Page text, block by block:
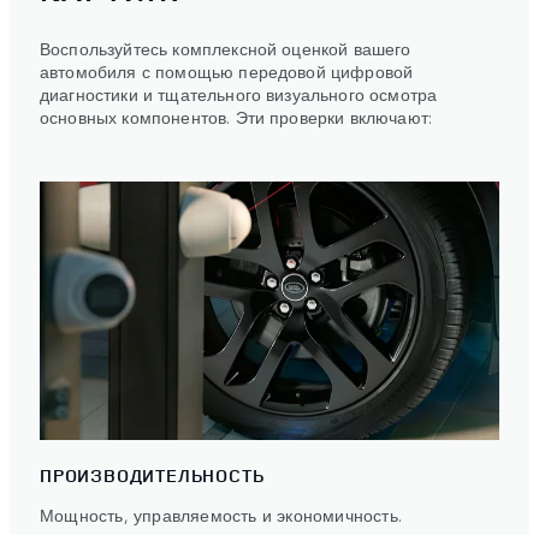
Воспользуйтесь комплексной оценкой вашего
автомобиля с помощью передовой цифровой
диагностики и тщательного визуального осмотра
основных компонентов. Эти проверки включают:
ПРОИЗВОДИТЕЛЬНОСТЬ
Мощность, управляемость и экономичность.